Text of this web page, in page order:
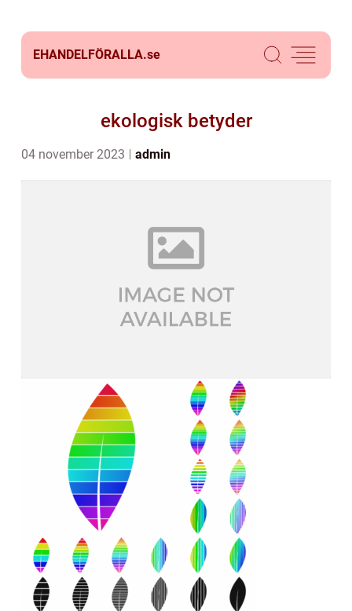
EHANDELFÖRALLA.se
ekologisk betyder
04 november 2023 admin